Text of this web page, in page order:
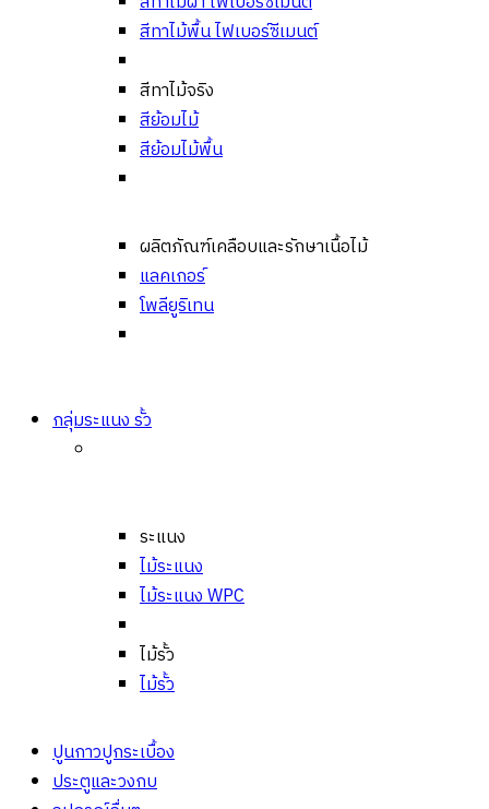
สีทาไม้พื้น ไฟเบอร์ซีเมนต์
สีทาไม้จริง
สีย้อมไม้
สีย้อมไม้พื้น
ผลิตภัณฑ์เคลือบและรักษาเนื้อไม้
แลคเกอร์
โพลียูริเทน
กลุ่มระแนง รั้ว
ระแนง
ไม้ระแนง
ไม้ระแนง WPC
ไม้รั้ว
ไม้รั้ว
ปูนกาวปูกระเบื้อง
ประตูและวงกบ